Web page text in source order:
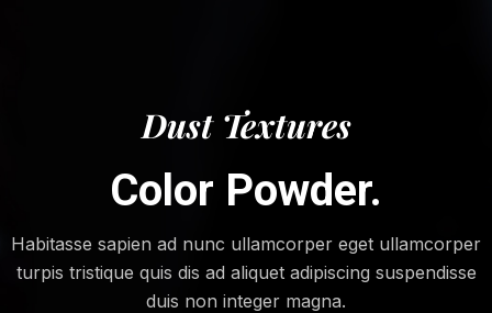
Dust Textures
Color Powder.
Habitasse sapien ad nunc ullamcorper eget ullamcorper
turpis tristique quis dis ad aliquet adipiscing suspendisse
duis non integer magna.